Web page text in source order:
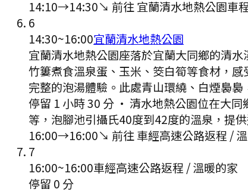
14:10→14:30↘ 前往 宜蘭清水地熱公園車
6
14:30~16:00宜蘭清水地熱公園
宜蘭清水地熱公園座落於宜蘭大同鄉的清
竹簍煮食溫泉蛋、玉米、筊白筍等食材，
完整的泡湯體驗。此處青山環繞、白煙裊
停留 1 小時 30 分 · 清水地熱公園位在大
等，泡腳池引攝氏40度到42度的溫泉，提
16:00→16:00↘ 前往 車經高速公路返程 /
7
16:00~16:00車經高速公路返程 / 溫暖的家
停留 0 分